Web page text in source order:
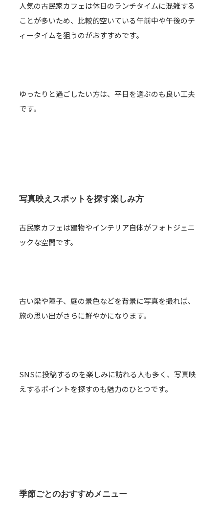
人気の古民家カフェは休日のランチタイムに混雑する
ことが多いため、比較的空いている午前中や午後のテ
ィータイムを狙うのがおすすめです。
ゆったりと過ごしたい方は、平日を選ぶのも良い工夫
です。
写真映えスポットを探す楽しみ方
古民家カフェは建物やインテリア自体がフォトジェニ
ックな空間です。
古い梁や障子、庭の景色などを背景に写真を撮れば、
旅の思い出がさらに鮮やかになります。
SNSに投稿するのを楽しみに訪れる人も多く、写真映
えするポイントを探すのも魅力のひとつです。
季節ごとのおすすめメニュー